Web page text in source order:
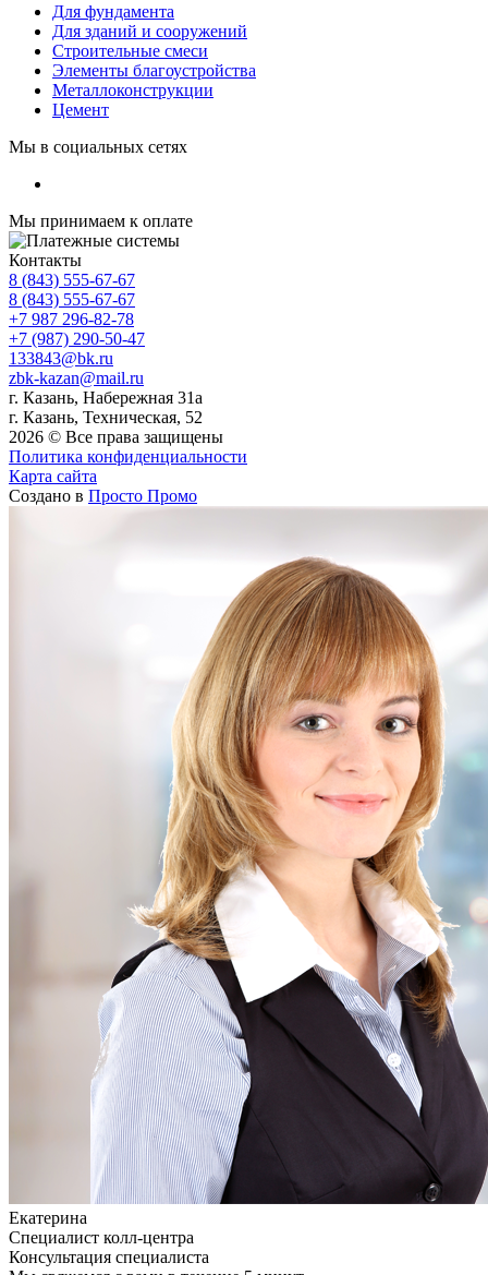
Для фундамента
Для зданий и сооружений
Строительные смеси
Элементы благоустройства
Металлоконструкции
Цемент
Мы в социальных сетях
Мы принимаем к оплате
Контакты
8 (843) 555-67-67
8 (843) 555-67-67
+7 987 296-82-78
+7 (987) 290-50-47
133843@bk.ru
zbk-kazan@mail.ru
г. Казань, Набережная 31а
г. Казань, Техническая, 52
2026 © Все права защищены
Политика конфиденциальности
Карта сайта
Создано в Просто Промо
Екатерина
Специалист колл-центра
Консультация специалиста